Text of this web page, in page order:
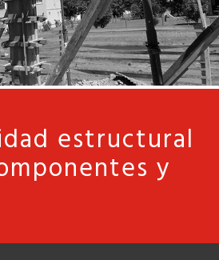
estructural
y